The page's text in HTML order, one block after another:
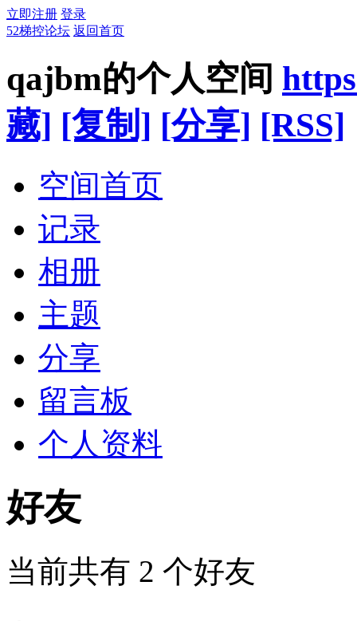
立即注册 登录
52梯控论坛 返回首页
qajbm的个人空间
藏] [复制] [分享] [RSS]
空间首页
记录
相册
主题
分享
留言板
个人资料
好友
当前共有 2 个好友